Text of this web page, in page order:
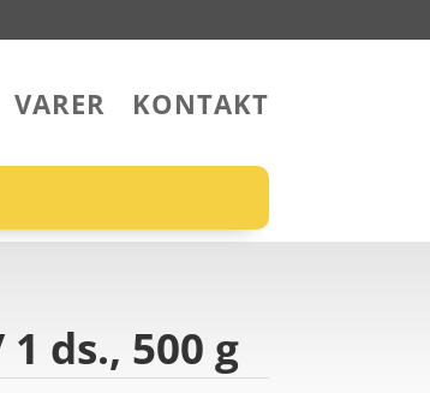
VARER KONTAKT
ds., 500 g